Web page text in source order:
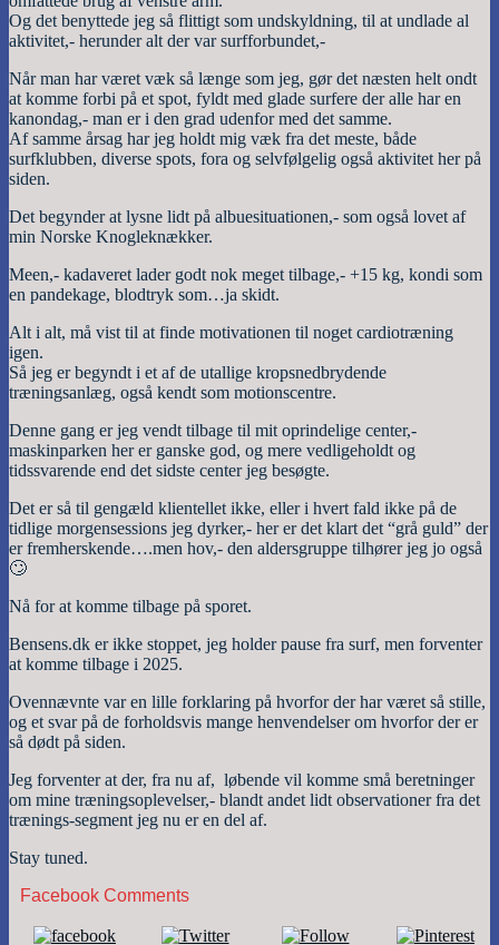
Og det benyttede jeg så flittigt som undskyldning, til at undlade al
aktivitet,- herunder alt der var surfforbundet,-
Når man har været væk så længe som jeg, gør det næsten helt ondt
at komme forbi på et spot, fyldt med glade surfere der alle har en
kanondag,- man er i den grad udenfor med det samme.
Af samme årsag har jeg holdt mig væk fra det meste, både
surfklubben, diverse spots, fora og selvfølgelig også aktivitet her på
siden.
Det begynder at lysne lidt på albuesituationen,- som også lovet af
min Norske Knogleknækker.
Meen,- kadaveret lader godt nok meget tilbage,- +15 kg, kondi som
en pandekage, blodtryk som…ja skidt.
Alt i alt, må vist til at finde motivationen til noget cardiotræning
igen.
Så jeg er begyndt i et af de utallige kropsnedbrydende
træningsanlæg, også kendt som motionscentre.
Denne gang er jeg vendt tilbage til mit oprindelige center,-
maskinparken her er ganske god, og mere vedligeholdt og
tidssvarende end det sidste center jeg besøgte.
Det er så til gengæld klientellet ikke, eller i hvert fald ikke på de
tidlige morgensessions jeg dyrker,- her er det klart det “grå guld” der
er fremherskende….men hov,- den aldersgruppe tilhører jeg jo også
🙄
Nå for at komme tilbage på sporet.
Bensens.dk er ikke stoppet, jeg holder pause fra surf, men forventer
at komme tilbage i 2025.
Ovennævnte var en lille forklaring på hvorfor der har været så stille,
og et svar på de forholdsvis mange henvendelser om hvorfor der er
så dødt på siden.
Jeg forventer at der, fra nu af, løbende vil komme små beretninger
om mine træningsoplevelser,- blandt andet lidt observationer fra det
trænings-segment jeg nu er en del af.
Stay tuned.
Facebook Comments